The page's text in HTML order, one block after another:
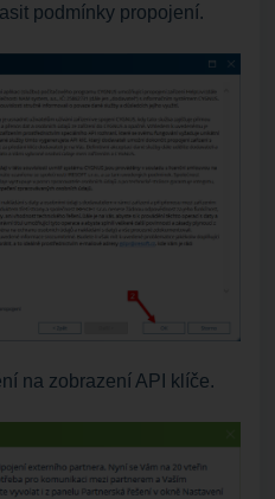
podmínky propojení.
na zobrazení API klíče.